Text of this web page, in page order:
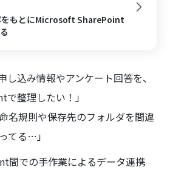
もとにMicrosoft SharePoint
し込み情報やアンケート回答を、
整理したい！」
名規則や保存先のフォルダを間違
てる…」
間での手作業によるデータ連携